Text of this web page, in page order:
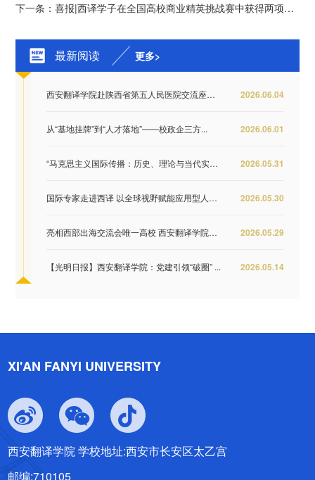
下一条：喜报|西译学子在全国高校商业精英挑战赛中获得两项全国一等奖
最新阅读 更多>
2026.06.04
西安翻译学院赴陕西省第五人民医院交流座谈 推...
2026.06.01
从“基地挂牌”到“人才落地”——校政企三方...
2026.05.31
“马克思主义国际传播：历史、理论与当代实践...
2026.05.30
国际专家走进西译 以全球视野赋能应用型人才培...
2026.05.29
亮相西部出海交流会唯一高校 西安翻译学院签约...
2026.05.14
【光明日报】西安翻译学院：党建引领“破圈” ...
XI'AN FANYI UNIVERSITY
西安翻译学院 学校地址:西安市长安区太乙宫
邮编:710105